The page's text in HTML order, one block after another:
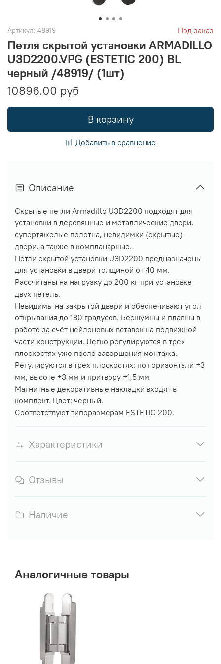
Артикул: 48919 Под заказ
Петля скрытой установки ARMADILLO
U3D2200.VPG (ESTETIC 200) BL
черный /48919/ (1шт)
10896.00 руб
В корзину
Добавить в сравнение
Описание
Скрытые петли Armadillo U3D2200 подходят для
установки в деревянные и металлические двери,
супертяжелые полотна, невидимки (скрытые)
двери, а также в компланарные.
Петли скрытой установки U3D2200 предназначены
для установки в двери толщиной от 40 мм.
Рассчитаны на нагрузку до 200 кг при установке
двух петель.
Невидимы на закрытой двери и обеспечивают угол
открывания до 180 градусов. Бесшумны и плавны в
работе за счёт нейлоновых вставок на подвижной
части конструкции. Легко регулируются в трех
плоскостях уже после завершения монтажа.
Регулируются в трех плоскостях: по горизонтали ±3
мм, высоте ±3 мм и притвору ±1,5 мм
Магнитные декоративные накладки входят в
комплект. Цвет: черный.
Соответствуют типоразмерам ESTETIC 200.
Характеристики
Отзывы
Наличие
Аналогичные товары